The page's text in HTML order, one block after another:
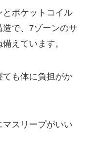
ポケットコイル
で、7ゾーンのサ
えています。
も体に負担がか
スリープがいい